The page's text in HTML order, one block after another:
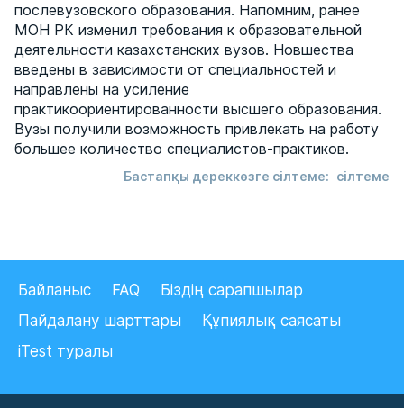
послевузовского образования. Напомним, ранее
МОН РК изменил требования к образовательной
деятельности казахстанских вузов. Новшества
введены в зависимости от специальностей и
направлены на усиление
практикоориентированности высшего образования.
Вузы получили возможность привлекать на работу
большее количество специалистов-практиков.
Бастапқы дереккөзге сілтеме: сілтеме
Байланыс FAQ
Біздің сарапшылар
Пайдалану шарттары
Құпиялық саясаты
iTest туралы